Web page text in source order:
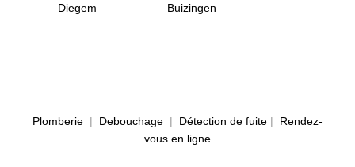
Diegem
Buizingen
Plomberie | Debouchage | Détection de fuite | Rendez-
vous en ligne